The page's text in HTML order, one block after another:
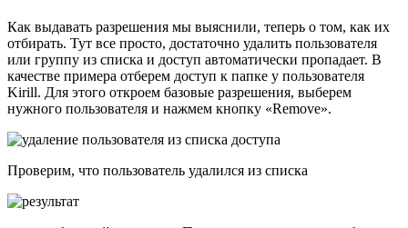
Как выдавать разрешения мы выяснили, теперь о том, как их
отбирать. Тут все просто, достаточно удалить пользователя
или группу из списка и доступ автоматически пропадает. В
качестве примера отберем доступ к папке у пользователя
Kirill. Для этого откроем базовые разрешения, выберем
нужного пользователя и нажмем кнопку «Remove».
Проверим, что пользователь удалился из списка